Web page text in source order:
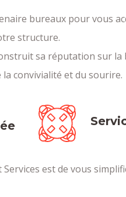
bureaux pour vous
structure.
sa réputation sur la
la convivialité et du sourire.
est de vous